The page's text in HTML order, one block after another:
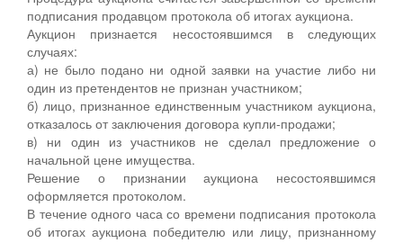
подписания продавцом протокола об итогах аукциона.
Аукцион признается несостоявшимся в следующих
случаях:
а) не было подано ни одной заявки на участие либо ни
один из претендентов не признан участником;
б) лицо, признанное единственным участником аукциона,
отказалось от заключения договора купли-продажи;
в) ни один из участников не сделал предложение о
начальной цене имущества.
Решение о признании аукциона несостоявшимся
оформляется протоколом.
В течение одного часа со времени подписания протокола
об итогах аукциона победителю или лицу, признанному